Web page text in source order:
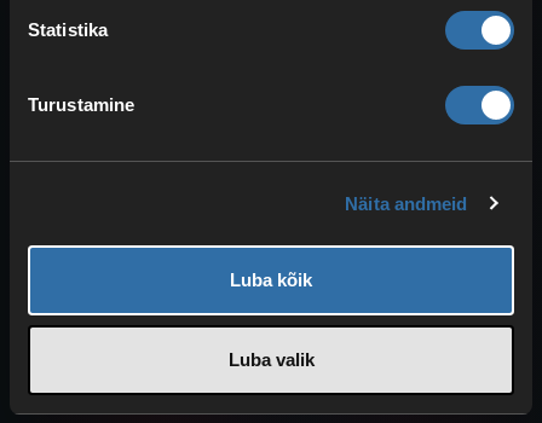
Statistika
Turustamine
Näita andmeid
Luba kõik
Luba valik
The Fronti server 4NetPlayersis
serveri ja seadistada selle vastavalt sõprade või
kogukonnamängijate vajadustele. See wiki aitab
sind dedikeeritud serveri põhitõdede,